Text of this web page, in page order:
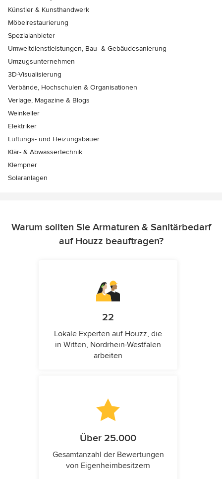
Künstler & Kunsthandwerk
Möbelrestaurierung
Spezialanbieter
Umweltdienstleistungen, Bau- & Gebäudesanierung
Umzugsunternehmen
3D-Visualisierung
Verbände, Hochschulen & Organisationen
Verlage, Magazine & Blogs
Weinkeller
Elektriker
Lüftungs- und Heizungsbauer
Klär- & Abwassertechnik
Klempner
Solaranlagen
Warum sollten Sie Armaturen & Sanitärbedarf
auf Houzz beauftragen?
22
Lokale Experten auf Houzz, die
in Witten, Nordrhein-Westfalen
arbeiten
Über 25.000
Gesamtanzahl der Bewertungen
von Eigenheimbesitzern